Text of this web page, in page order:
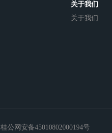
关于我们
关于我们
桂公网安备45010802000194号